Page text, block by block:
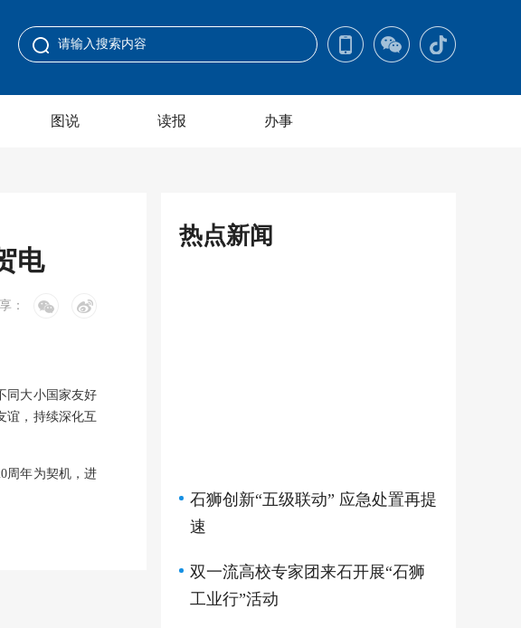
图说 读报 办事
电
：
同大小国家友好
谊，持续深化互
周年为契机，进
热点新闻
石狮创新“五级联动” 应急处置再提
速
双一流高校专家团来石开展“石狮
工业行”活动